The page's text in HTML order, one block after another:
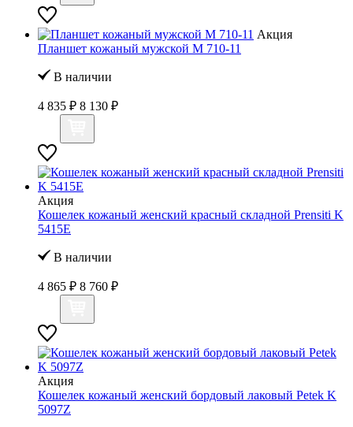
Акция
Планшет кожаный мужской M 710-11
В наличии
4 835 ₽ 8 130 ₽
Акция
Кошелек кожаный женский красный складной Prensiti K
5415Е
В наличии
4 865 ₽ 8 760 ₽
Акция
Кошелек кожаный женский бордовый лаковый Petek K
5097Z